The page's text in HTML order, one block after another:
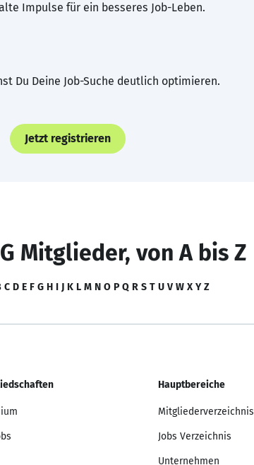
Impulse für ein besseres Job-Leben.
Du Deine Job-Suche deutlich optimieren.
Jetzt registrieren
Mitglieder, von A bis Z
C D E F G H I J K L M N O P Q R S T U V W X Y Z
Hauptbereiche
Mitgliederverzeichnis
Jobs Verzeichnis
Unternehmen